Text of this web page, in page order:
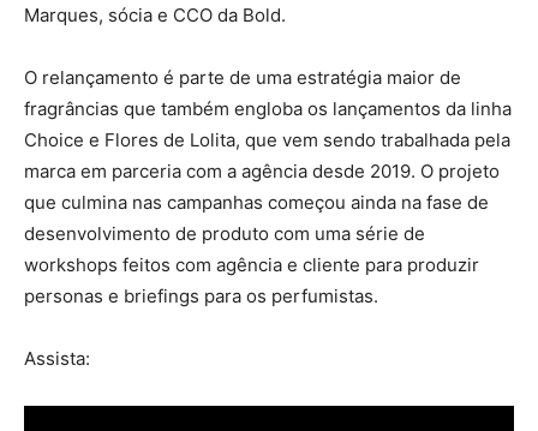
Marques, sócia e CCO da Bold.
O relançamento é parte de uma estratégia maior de
fragrâncias que também engloba os lançamentos da linha
Choice e Flores de Lolita, que vem sendo trabalhada pela
marca em parceria com a agência desde 2019. O projeto
que culmina nas campanhas começou ainda na fase de
desenvolvimento de produto com uma série de
workshops feitos com agência e cliente para produzir
personas e briefings para os perfumistas.
Assista: